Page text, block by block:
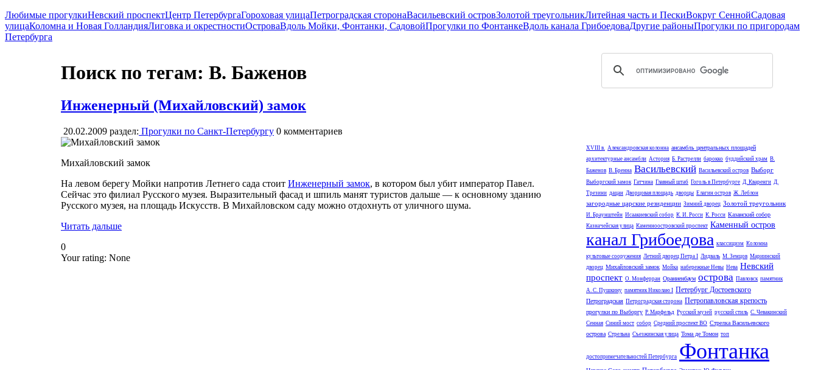
Любимые прогулкиНевский проспектЦентр ПетербургаГороховая улицаПетроградская сторонаВасильевский островЗолотой треугольникЛитейная часть и ПескиВокруг СеннойСадовая
улицаКоломна и Новая ГолландияЛиговка и окрестностиОстроваВдоль Мойки, Фонтанки, СадовойПрогулки по ФонтанкеВдоль канала ГрибоедоваДругие районыПрогулки по пригородам
Петербурга
Поиск по тегам: В. Баженов
Инженерный (Михайловский) замок
20.02.2009 раздел: Прогулки по Санкт-Петербургу 0 комментариев
Михайловский замок
На левом берегу Мойки напротив Летнего сада стоит Инженерный замок, в котором был убит император Павел.
Сейчас это филиал Русского музея. Выразительный фасад и шпиль манят туристов дальше — к основному зданию
Русского музея, на площадь Искусств. В Михайловском саду можно отдохнуть от уличного шума.
Читать дальше
0
Your rating: None
XVIII в. Александровская колонна ансамбль центральных площадей
архитектурные ансамбли Астория Б. Растрелли барокко буддийский храм В.
Баженов В. Бренна Васильевский Васильевский остров Выборг
Выборгский замок Гатчина Главный штаб Гоголь в Петербурге Д. Кваренги Д.
Трезини дацан Дворцовая площадь дворцы Елагин остров Ж. Леблон
загородные царские резиденции Зимний дворец Золотой треугольник
И. Браунштейн Исаакиевский собор К. И. Росси К. Росси Казанский собор
Казначейская улица Каменноостровский проспект Каменный остров
канал Грибоедова классицизм Коломна
культовые сооружения Летний дворец Петра I Лидваль М. Земцов Мариинский
дворец Михайловский замок Мойка набережные Невы Нева Невский
проспект О. Монферран Ораниенбаум острова Павловск памятник
А. С. Пушкину памятник Николаю I Петербург Достоевского
Петроградская Петроградская сторона Петропавловская крепость
прогулки по Выборгу Р. Марфельд Русский музей русский стиль С. Чевакинский
Сенная Синий мост собор Средний проспект ВО Стрелка Васильевского
острова Стрельна Съезжинская улица Тома де Томон топ
достопримечательностей Петербурга Фонтанка